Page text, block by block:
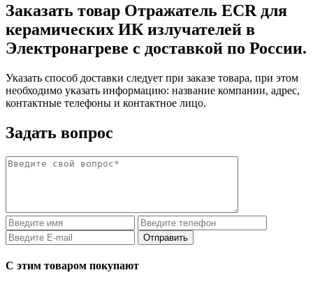
Заказать товар Отражатель ECR для
керамических ИК излучателей в
Электронагреве с доставкой по России.
Указать способ доставки следует при заказе товара, при этом
необходимо указать информацию: название компании, адрес,
контактные телефоны и контактное лицо.
Задать вопрос
С этим товаром покупают